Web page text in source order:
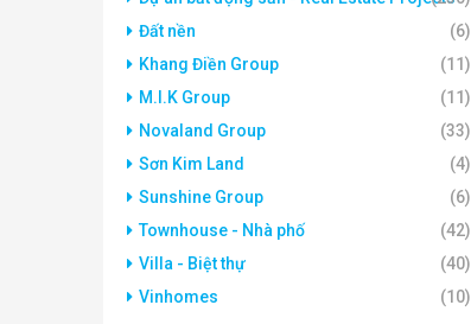
Đất nền
(6)
Khang Điền Group
(11)
M.I.K Group
(11)
Novaland Group
(33)
Sơn Kim Land
(4)
Sunshine Group
(6)
Townhouse - Nhà phố
(42)
Villa - Biệt thự
(40)
Vinhomes
(10)